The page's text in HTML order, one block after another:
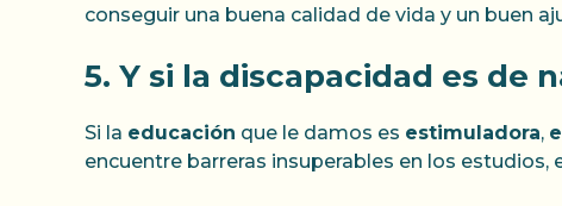
conseguir una buena calidad de vida y un buen
5. Y si la discapacidad es de
Si la educación que le damos es estimuladora,
encuentre barreras insuperables en los